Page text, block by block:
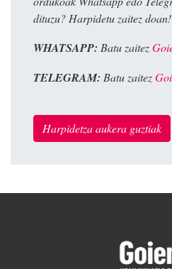
dituzu? Harpidetu zaitez doan!
WHATSAPP: Batu zaitez
TELEGRAM: Batu zaitez
Harpidetza aukera guztiak